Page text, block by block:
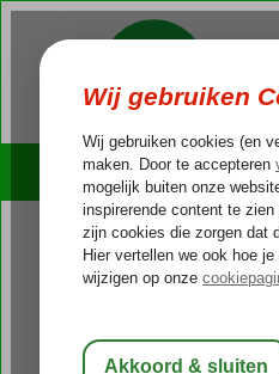
Cruises
Bestemming